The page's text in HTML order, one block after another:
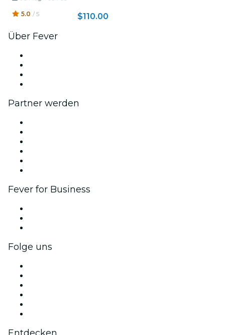
5.0 / 5 $110.00
Über Fever
Partner werden
Fever for Business
Folge uns